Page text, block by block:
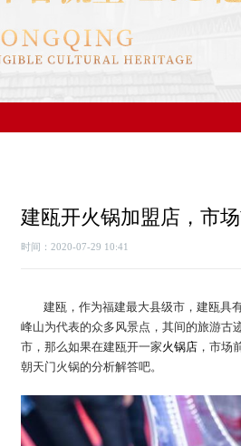
建瓯开火锅加盟店，市
时间：2020-07-29 10:41
建瓯，作为福建最大县级市，建瓯具
峰山为代表的众多风景点，其间的旅游古
市，那么如果在建瓯开一家火锅店 ，市场
朝天门火锅的分析解答吧。